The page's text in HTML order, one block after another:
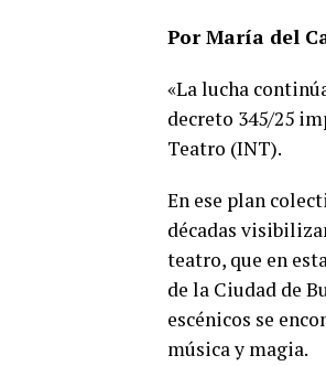
Por María del
«La lucha
decreto 345/25
Teatro (INT).
En ese plan
décadas
teatro, que en
de la Ciudad de
escénicos se
música y magia.